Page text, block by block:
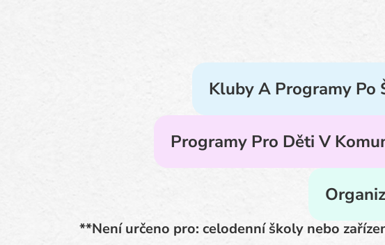
Kluby A Programy Po
Programy Pro Děti V
**Není určeno pro: celodenní školy nebo